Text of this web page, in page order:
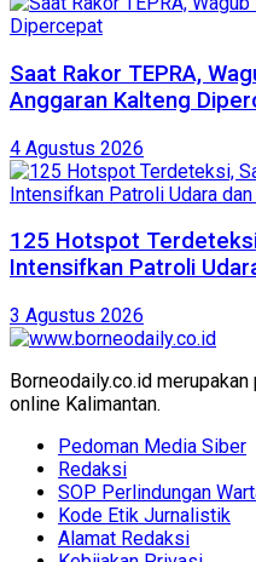
Saat Rakor TEPRA,
Anggaran Kalteng
4 Agustus 2026
125 Hotspot
Intensifkan Patroli
3 Agustus 2026
Borneodaily.co.id
online Kalimantan.
Pedoman Media Siber
Redaksi
SOP Perlindungan
Kode Etik Jurnalistik
Alamat Redaksi